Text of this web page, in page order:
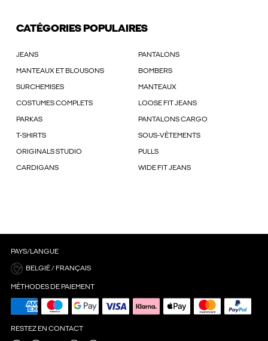
CATÉGORIES POPULAIRES
JEANS PANTALONS
MANTEAUX ET BLOUSONS BOMBERS
SURCHEMISES MANTEAUX
COSTUMES COMPLETS LOOSE FIT JEANS
PARKAS PANTALONS CARGO
T-SHIRTS SOUS-VÊTEMENTS
ORIGINALS STUDIO PULLS
CARDIGANS WIDE FIT JEANS
PAYS/LANGUE
BELGIË / FRANÇAIS
MÉTHODES DE PAIEMENT
RESTEZ EN CONTACT